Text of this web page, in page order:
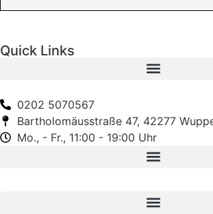
Quick Links
0202 5070567
Bartholomäusstraße 47, 42277
Mo., - Fr., 11:00 - 19:00 Uhr